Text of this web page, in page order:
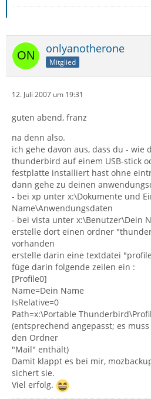
onlyanotherone
Mitglied
12. Juli 2007 um 19:31
guten abend, franz
na denn also.
ich gehe davon aus, dass du - wie
thunderbird auf einem USB-stick
festplatte installiert hast ohne
dann gehe zu deinen
- bei xp unter x:\Dokumente und
Name\Anwendungsdaten
- bei vista unter x:\Benutzer\Dein
erstelle dort einen ordner
vorhanden
erstelle darin eine textdatei
füge darin folgende zeilen ein :
[Profile0]
Name=Dein Name
IsRelative=0
Path=x:\Portable
(entsprechend angepasst; es
den Ordner
"Mail" enthält)
Damit klappt es bei mir,
sichert sie.
Viel erfolg.